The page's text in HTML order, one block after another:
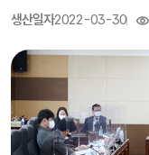
생산일자2022-03-30